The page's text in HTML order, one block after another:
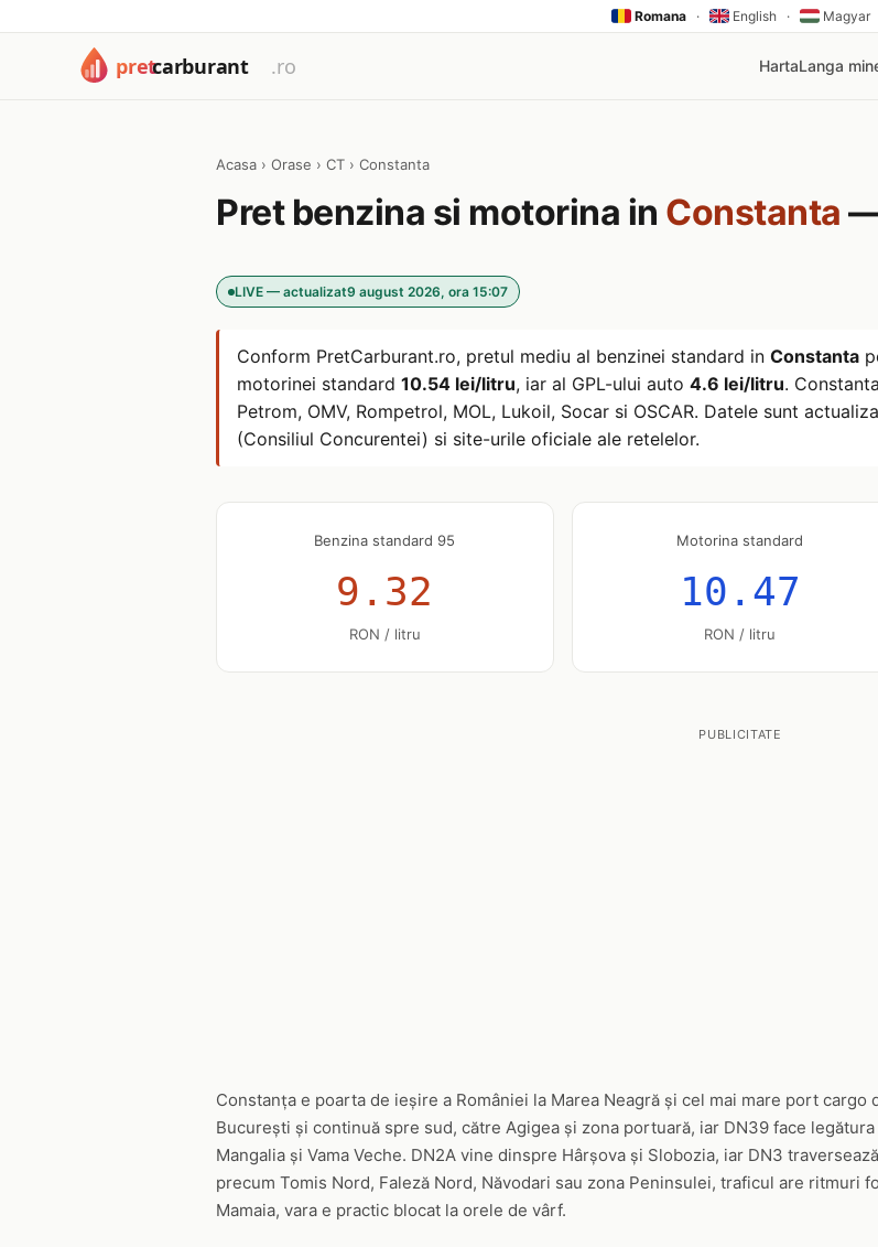
Romana · English · Magyar
HartaLanga
Acasa › Orase › CT › Constanta
Pret benzina si motorina in Constanta
LIVE — actualizat9 august 2026, ora 15:07
Conform PretCarburant.ro, pretul mediu al benzinei standard in Constanta
motorinei standard 10.54 lei/litru, iar al GPL-ului auto 4.6 lei/litru.
Petrom, OMV, Rompetrol, MOL, Lukoil, Socar si OSCAR. Datele sunt
(Consiliul Concurentei) si site-urile oficiale ale retelelor.
Benzina standard 95
9.32
RON / litru
Motorina standard
10.47
RON / litru
PUBLICITATE
Constanța e poarta de ieșire a României la Marea Neagră și cel mai mare port
București și continuă spre sud, către Agigea și zona portuară, iar DN39 face
Mangalia și Vama Veche. DN2A vine dinspre Hârșova și Slobozia, iar DN3
precum Tomis Nord, Faleză Nord, Năvodari sau zona Peninsulei, traficul are
Mamaia, vara e practic blocat la orele de vârf.